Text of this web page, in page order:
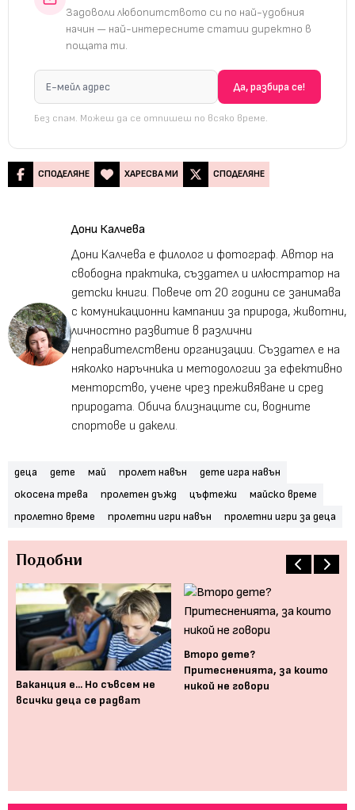
Задоволи любопитството си по най-удобния
начин — най-интересните статии директно в
пощата ти.
Без спам. Можеш да се отпишеш по всяко време.
СПОДЕЛЯНЕ ХАРЕСВА МИ СПОДЕЛЯНЕ
Дони Калчева
Дони Калчева е филолог и фотограф. Автор на
свободна практика, създател и илюстратор на
детски книги. Повече от 20 години се занимава
с комуникационни кампании за природа, животни,
личностно развитие в различни
неправителствени организации. Създател е на
няколко наръчника и методологии за ефективно
менторство, учене чрез преживяване и сред
природата. Обича близнаците си, водните
спортове и дакели.
деца дете май пролет навън
дете игра навън
окосена трева
пролетен дъжд цъфтежи
майско време
пролетно време
пролетни игри навън пролетни игри за деца
Подобни
Ваканция е... Но съвсем не
всички деца се радват
Второ дете?
Притесненията, за които
никой не говори